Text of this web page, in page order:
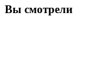
Вы смотрели